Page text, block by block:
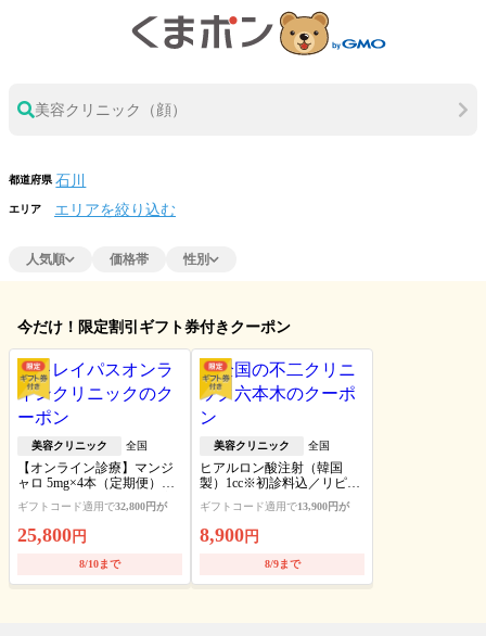
美容クリニック（顔）
都道府県
エリア エリアを絞り込む
人気順 価格帯 性別
今だけ！限定割引ギフト券付きクーポン
美容クリニック 全国
【オンライン診療】マンジ
ャロ 5mg×4本（定期便）※
送料・アルコール綿・診察
料込
ギフトコード適用で32,800円が
25,800 円
8/10まで
美容クリニック 全国
ヒアルロン酸注射（韓国
製）1cc※初診料込／リピー
ギフトコード適用で13,900円が
8,900 円
8/9まで